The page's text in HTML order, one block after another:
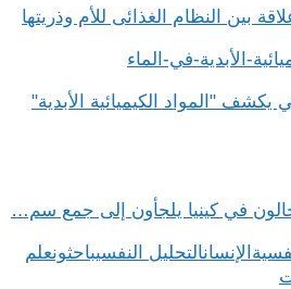
بين النظام الغذائى للأم وذريتها
"المواد الكيميائية الأبدية"
في كينيا يلجأون إلى جمع سم…
الإنسانالتحليل النفسيباحثونعلم